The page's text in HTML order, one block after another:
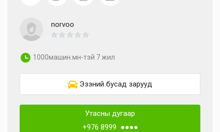
norvoo
1000машин.мн-тэй 7 жил
Эзэний бусад зарууд
Утасны дугаар
+976 8999 ●●●●